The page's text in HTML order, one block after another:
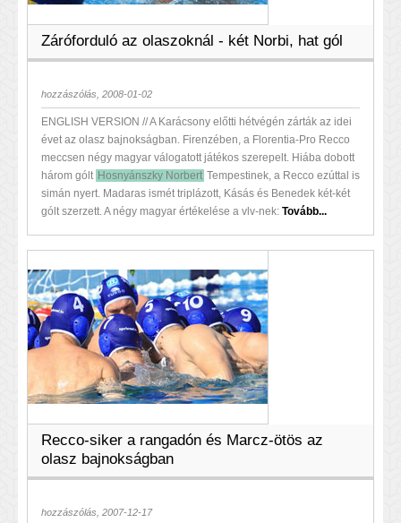
Záróforduló az olaszoknál - két Norbi, hat gól
hozzászólás, 2008-01-02
ENGLISH VERSION // A Karácsony előtti hétvégén zárták az idei
évet az olasz bajnokságban. Firenzében, a Florentia-Pro Recco
meccsen négy magyar válogatott játékos szerepelt. Hiába dobott
három gólt Hosnyánszky Norbert Tempestinek, a Recco ezúttal is
simán nyert. Madaras ismét triplázott, Kásás és Benedek két-két
gólt szerzett. A négy magyar értékelése a vlv-nek: Tovább...
Recco-siker a rangadón és Marcz-ötös az
olasz bajnokságban
hozzászólás, 2007-12-17